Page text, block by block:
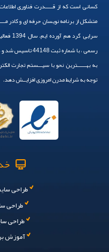
کسانی است که از قـــــدرت فناوری
متشکل از برنامه نویسان حرفه ای و کادر
رسمی ، با شماره
به بهــــــترین نحو با سیـــستم تجارت
توجه به شرایط مدرن امروزی افزایــش دهد.
طراحی
طراحی
طراحی
آموزش